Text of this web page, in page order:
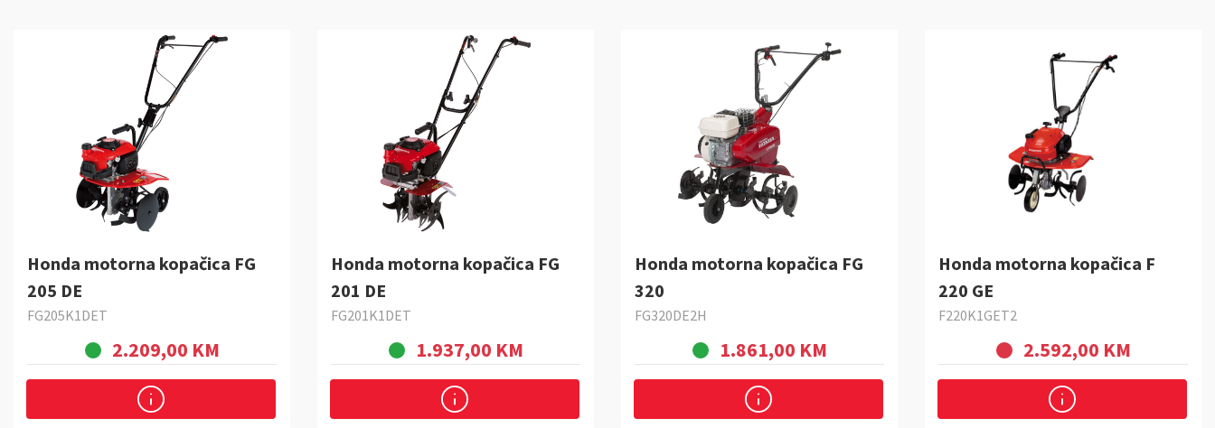
Honda motorna kopačica FG
205 DE
FG205K1DET
2.209,00 KM
Honda motorna kopačica FG
201 DE
FG201K1DET
1.937,00 KM
Honda motorna kopačica FG
320
FG320DE2H
1.861,00 KM
Honda motorna kopačica F
220 GE
F220K1GET2
2.592,00 KM